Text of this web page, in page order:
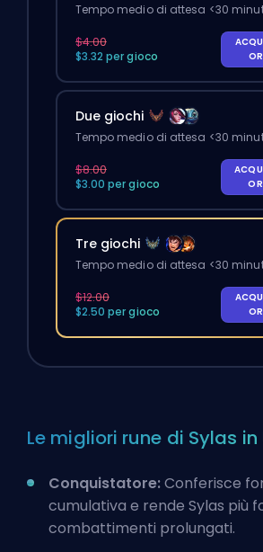
Tempo medio di attesa <30
$4.00
$3.32 per gioco
Due giochi
Tempo medio di attesa <30
$8.00
$3.00 per gioco
Tre giochi
Tempo medio di attesa <30
$12.00
$2.50 per gioco
Le migliori rune di Sylas in
Conquistatore:Conferisce
cumulativa e rende Sylas più
combattimenti prolungati.